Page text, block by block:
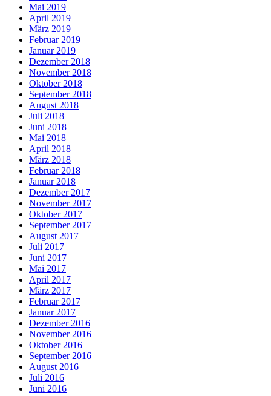
Mai 2019
April 2019
März 2019
Februar 2019
Januar 2019
Dezember 2018
November 2018
Oktober 2018
September 2018
August 2018
Juli 2018
Juni 2018
Mai 2018
April 2018
März 2018
Februar 2018
Januar 2018
Dezember 2017
November 2017
Oktober 2017
September 2017
August 2017
Juli 2017
Juni 2017
Mai 2017
April 2017
März 2017
Februar 2017
Januar 2017
Dezember 2016
November 2016
Oktober 2016
September 2016
August 2016
Juli 2016
Juni 2016